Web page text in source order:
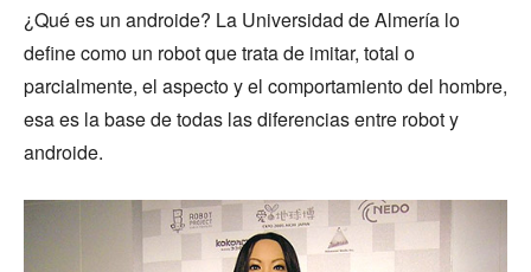
¿Qué es un androide? La Universidad de Almería lo
define como un robot que trata de imitar, total o
parcialmente, el aspecto y el comportamiento del hombre,
esa es la base de todas las diferencias entre robot y
androide.